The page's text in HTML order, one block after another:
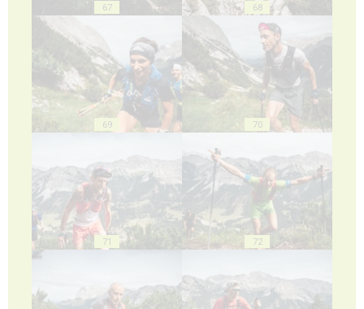
67 68
69 70
71 72